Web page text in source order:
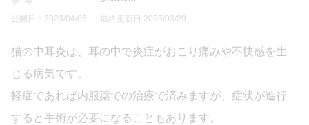
公開日：2023/04/06 最終更新日:2025/03/29
猫の中耳炎は、耳の中で炎症がおこり痛みや不快感を生
じる病気です。
軽症であれば内服薬での治療で済みますが、症状が進行
すると手術が必要になることもあります。